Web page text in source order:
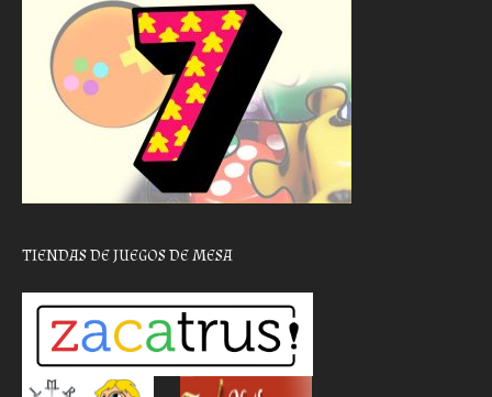
TIENDAS DE JUEGOS DE MESA